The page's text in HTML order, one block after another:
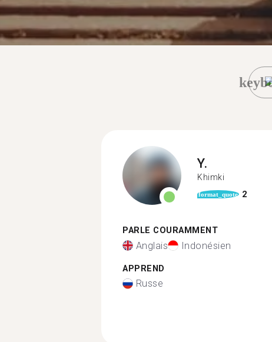
Y.
Khimki
format_quote 2
PARLE COURAMMENT
Anglais Indonésien
APPREND
Russe